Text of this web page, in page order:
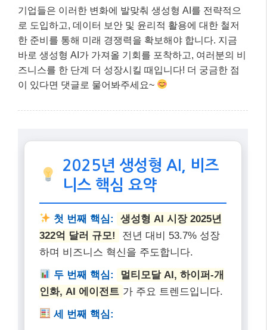
기업들은 이러한 변화에 발맞춰 생성형 AI를 전략적으
로 도입하고, 데이터 보안 및 윤리적 활용에 대한 철저
한 준비를 통해 미래 경쟁력을 확보해야 합니다. 지금
바로 생성형 AI가 가져올 기회를 포착하고, 여러분의 비
즈니스를 한 단계 더 성장시킬 때입니다! 더 궁금한 점
이 있다면 댓글로 물어봐주세요~
2025년 생성형 AI, 비즈
니스 핵심 요약
첫 번째 핵심:
생성형 AI 시장 2025년
322억 달러 규모!
전년 대비 53.7% 성장
하며 비즈니스 혁신을 주도합니다.
두 번째 핵심:
멀티모달 AI, 하이퍼-개
인화, AI 에이전트 가 주요 트렌드입니다.
세 번째 핵심: